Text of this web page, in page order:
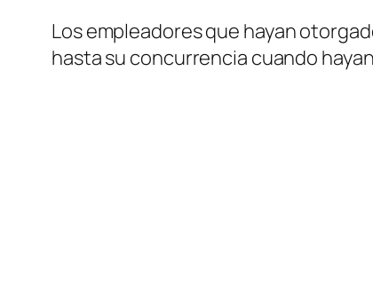
Los empleadores que hayan
hasta su concurrencia cuando